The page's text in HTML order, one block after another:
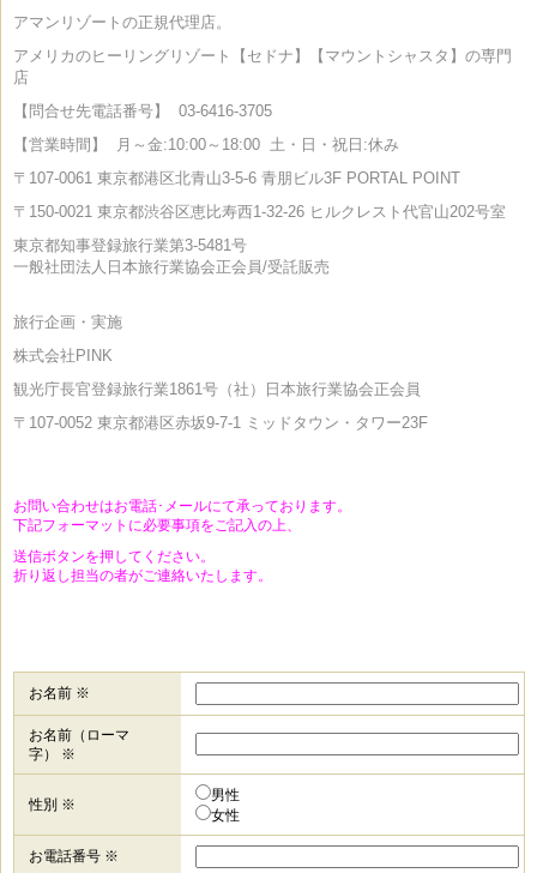
アマンリゾートの正規代理店。
アメリカのヒーリングリゾート【セドナ】【マウントシャスタ】の専門
店
【問合せ先電話番号】
03-6416-3705
【営業時間】
月～金:10:00～18:00 土・日・祝日:休み
〒107-0061 東京都港区北青山3-5-6 青朋ビル3F PORTAL POINT
〒150-0021 東京都渋谷区恵比寿西1-32-26 ヒルクレスト代官山202号室
東京都知事登録旅行業第3-5481号
一般社団法人日本旅行業協会正会員/受託販売
旅行企画・実施
株式会社PINK
観光庁長官登録旅行業1861号（社）日本旅行業協会正会員
〒107-0052 東京都港区赤坂9-7-1 ミッドタウン・タワー23F
お問い合わせはお電話･メールにて承っております。
下記フォーマットに必要事項をご記入の上、
送信ボタンを押してください。
折り返し担当の者がご連絡いたします。
お名前 ※
お名前（ローマ
字） ※
性別 ※
男性
女性
お電話番号 ※